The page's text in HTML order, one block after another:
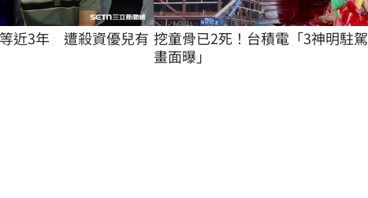
近3年　遭殺資優兒有 挖童骨已2死！台積電「3神明駐駕
畫面曝」